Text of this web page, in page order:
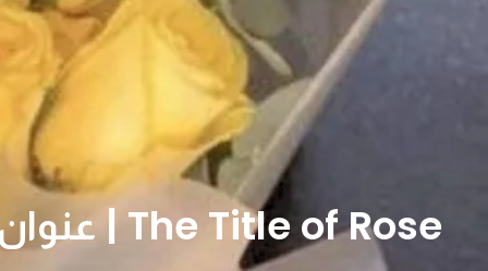
The Title of Rose | عنوان الورد